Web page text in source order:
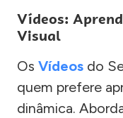
Vídeos:
Visual
Os Vídeos do
quem prefere
dinâmica.